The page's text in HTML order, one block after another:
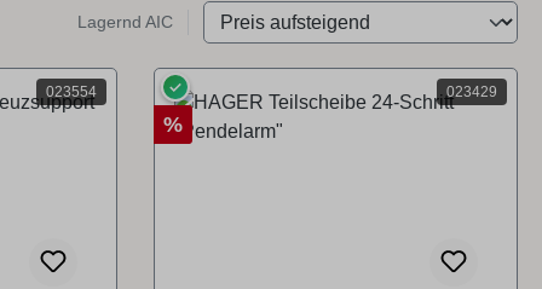
Lagernd AIC
023554
Rabatt
%
023429
✓